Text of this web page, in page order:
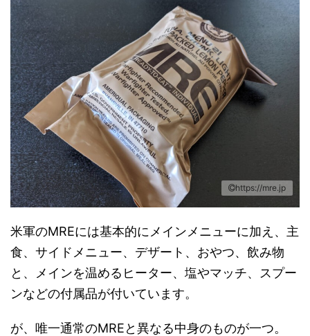
https://mre.jp
米軍のMREには基本的にメインメニューに加え、主
食、サイドメニュー、デザート、おやつ、飲み物
と、メインを温めるヒーター、塩やマッチ、スプー
ンなどの付属品が付いています。
が、唯一通常のMREと異なる中身のものが一つ。